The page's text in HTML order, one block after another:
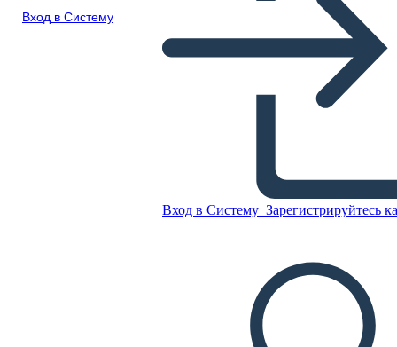
Вход в Систему
Вход в Систему Зарегистрируйтесь
Geografia Dell'India Antica
Esempio
Скопируйте эту раскадровку
СОЗДАТЬ РАСКАДРОВКУ
ВОСПРОИЗВЕСТИ СЛАЙД-ШОУ